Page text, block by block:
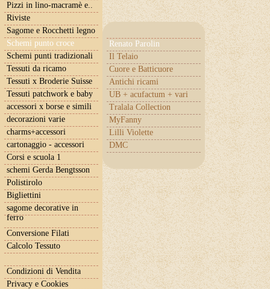
Pizzi in lino-macramè e..
Riviste
Sagome e Rocchetti legno
Schemi punto croce
Renato Parolin
Il Telaio
Cuore e Batticuore
Antichi ricami
UB + acufactum + vari
Tralala Collection
MyFanny
Lilli Violette
DMC
Schemi punti tradizionali
Tessuti da ricamo
Tessuti x Broderie Suisse
Tessuti patchwork e baby
accessori x borse e simili
decorazioni varie
charms+accessori
cartonaggio - accessori
Corsi e scuola 1
schemi Gerda Bengtsson
Polistirolo
Bigliettini
sagome decorative in
ferro
Conversione Filati
Calcolo Tessuto
Condizioni di Vendita
Privacy e Cookies